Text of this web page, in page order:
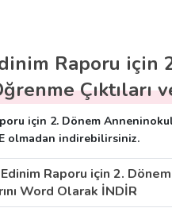
Raporu için
için 2. Dönem
olmadan indirebilirsiniz.
Raporu için 2.
Word Olarak İNDİR